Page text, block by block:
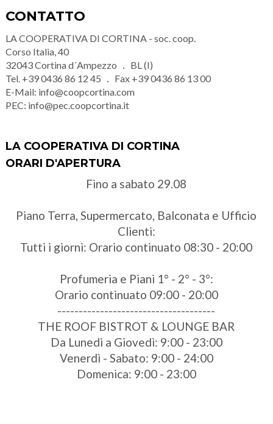
CONTATTO
LA COOPERATIVA DI CORTINA - soc. coop.
Corso Italia, 40
32043Cortina d´Ampezzo
BL (I)
Tel. +39 0436 86 12 45 Fax +39 0436 86 13 00
E-Mail: info@coopcortina.com
PEC: info@pec.coopcortina.it
LA COOPERATIVA DI CORTINA
ORARI D'APERTURA
Fino a sabato 29.08
Piano Terra, Supermercato, Balconata e Ufficio
Clienti:
Tutti i giorni: Orario continuato 08:30 - 20:00
Profumeria e Piani 1° - 2° - 3°:
Orario continuato 09:00 - 20:00
-------------------------------------
THE ROOF BISTROT & LOUNGE BAR
Da Lunedì a Giovedì: 9:00 - 23:00
Venerdì - Sabato: 9:00 - 24:00
Domenica: 9:00 - 23:00